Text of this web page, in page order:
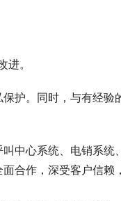
。
护。同时，与有经验
中心系统、电销系统、
合作，深受客户信赖，